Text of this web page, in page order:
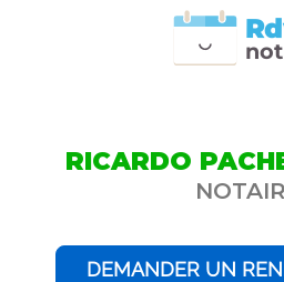
n
RICARDO
DEMANDER UN